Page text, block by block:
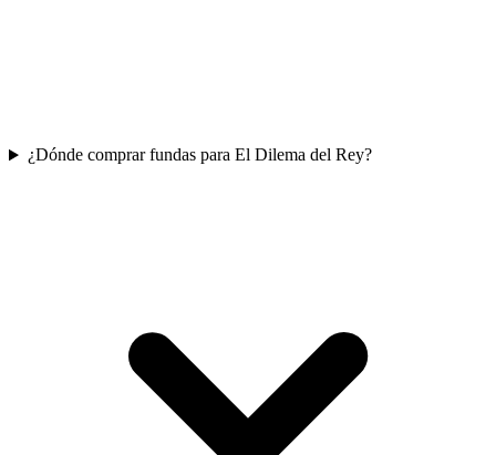
¿Dónde comprar fundas para El Dilema del Rey?